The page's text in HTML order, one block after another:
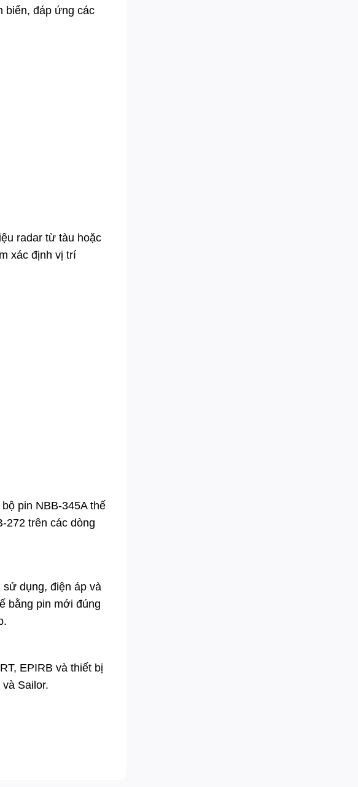
biển, đáp ứng các
radar từ tàu hoặc
xác định vị trí
pin NBB-345A thế
272 trên các dòng
sử dụng, điện áp và
bằng pin mới đúng
EPIRB và thiết bị
Sailor.